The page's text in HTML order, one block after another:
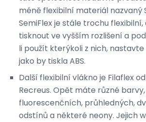
méně flexibilní materiál nazvaný
SemiFlex je stále trochu flexibilní,
tisknout ve vyšším rozlišení a
li použít kterýkoli z nich,
jako by tiskla ABS.
Další flexibilní vlákno je Filaflex
Recreus. Opět máte různé
fluorescenčních, průhledných,
odstínů a některé neony. Jejich